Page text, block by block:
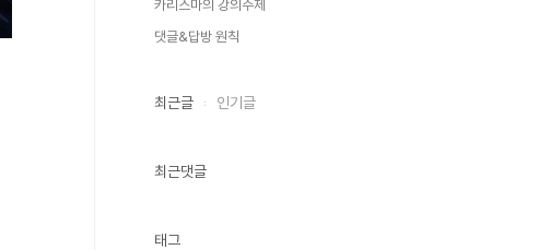
카리스마의 강의주제
댓글&답방 원칙
최근글 인기글
최근댓글
태그